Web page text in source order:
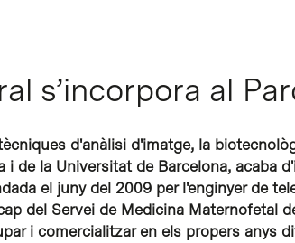
s’incorpora al
d'anàlisi d'imatge, la
i de la Universitat de Barcelona, acaba
el juny del 2009 per l'enginyer de
del Servei de Medicina Maternofetal
i comercialitzar en els propers anys